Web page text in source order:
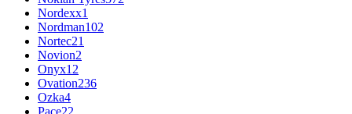
Nordexx1
Nordman102
Nortec21
Novion2
Onyx12
Ovation236
Ozka4
Pace22